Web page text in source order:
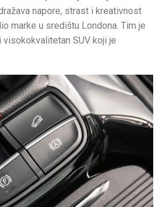
napore, strast i kreativnost
marke u središtu Londona. Tim je
SUV koji je